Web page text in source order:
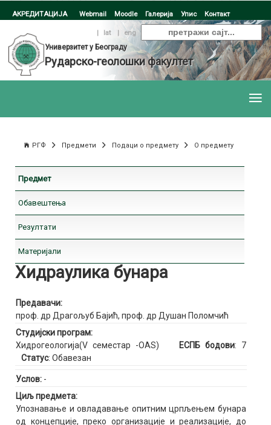
АКРЕДИТАЦИЈА Webmail Moodle Галерија Упис Контакт
| lat |
eng
Универзитет у Београду
Рударско-геолошки факултет
РГФ Предмети Подаци о предмету О предмету
Предмет
Обавештења
Резултати
Материјали
Хидраулика бунара
Предавачи:
проф. др Драгољуб Бајић, проф. др Душан Поломчић
Студијски програм:
Хидрогеологија(V семестар -OAS)
ЕСПБ бодови: 7
Статус: Обавезан
Услов: -
Циљ предмета:
Упознавање и овладавање опитним црпљењем бунара
од концепције, преко организације и реализације, до